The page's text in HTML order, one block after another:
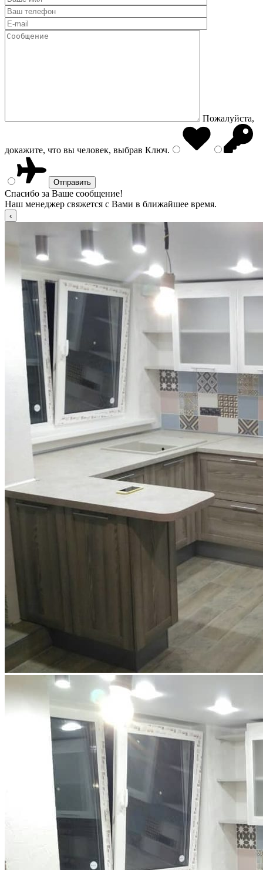
Пожалуйста,
докажите, что вы человек, выбрав Ключ.
Спасибо за Ваше сообщение!
Наш менеджер свяжется с Вами в ближайшее время.